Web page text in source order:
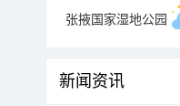
张掖国家湿地公园
新闻资讯